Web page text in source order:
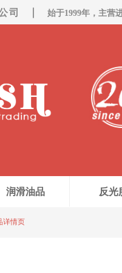
润滑油品 反光
司 始于1999年，主营
详情页